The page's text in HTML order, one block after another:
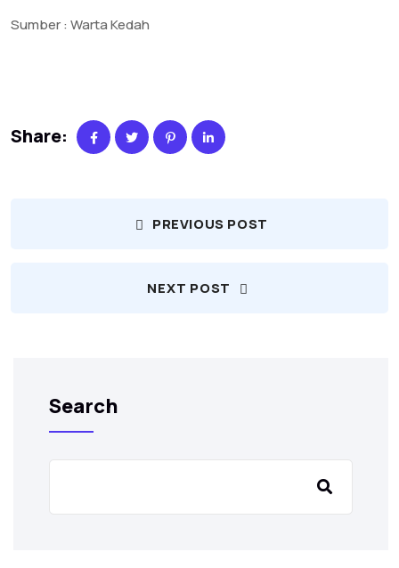
Sumber : Warta Kedah
Share:
PREVIOUS POST
NEXT POST
Search